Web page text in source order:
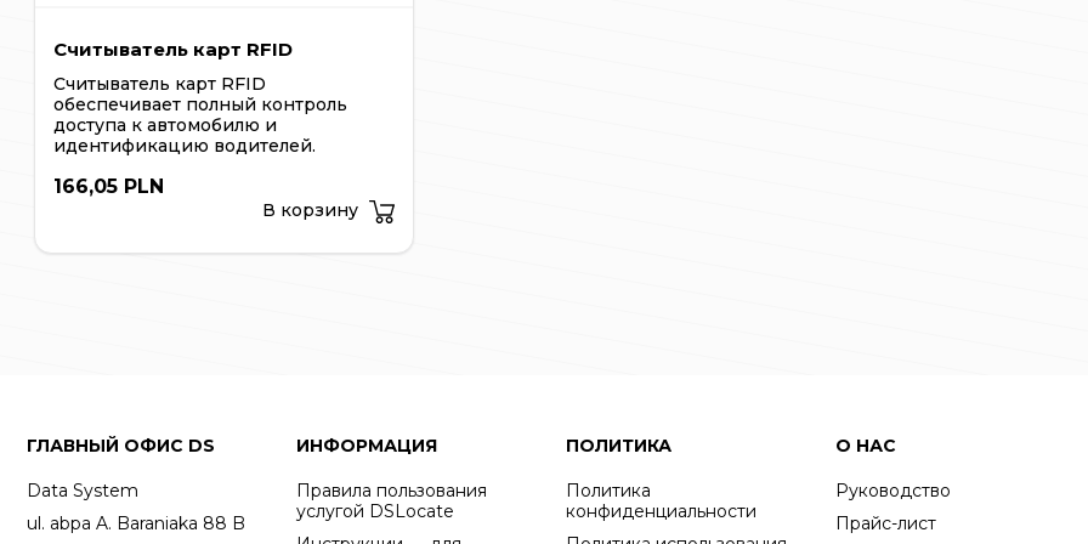
Считыватель карт RFID
Считыватель карт RFID
обеспечивает полный контроль
доступа к автомобилю и
идентификацию водителей.
166,05 PLN
В корзину
ГЛАВНЫЙ ОФИС DS
Data System
ul. abpa A. Baraniaka 88 B
ИНФОРМАЦИЯ
Правила пользования
услугой DSLocate
ПОЛИТИКА
Политика
конфиденциальности
О НАС
Руководство
Прайс-лист